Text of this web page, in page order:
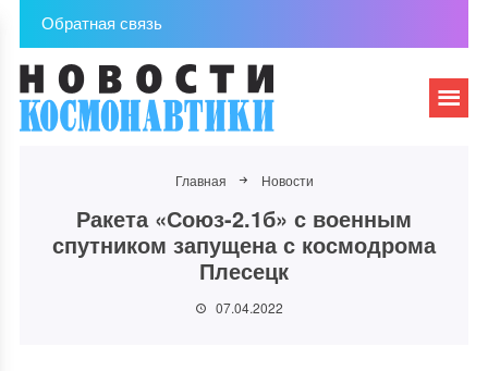
Обратная связь
Главная Новости
Ракета «Союз-2.1б» с военным
спутником запущена с космодрома
Плесецк
07.04.2022